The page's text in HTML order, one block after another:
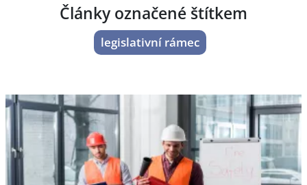
Články označené štítkem
legislativní rámec